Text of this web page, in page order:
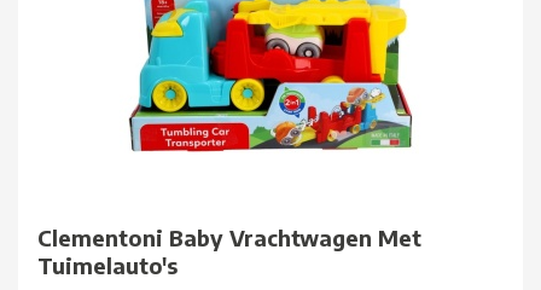
Clementoni Baby Vrachtwagen Met
Tuimelauto's